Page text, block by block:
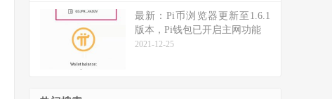
最新：Pi币浏览器更新至1.6.1
版本，Pi钱包已开启主网功能
2021-12-25